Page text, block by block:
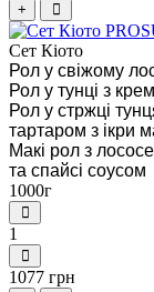
+
Сет Кіото
Рол у свіжому
Рол у тунці з
Рол у стржці
тартаром з ікри
Макі рол з
та спайсі соусом
1000г
1
1077 грн